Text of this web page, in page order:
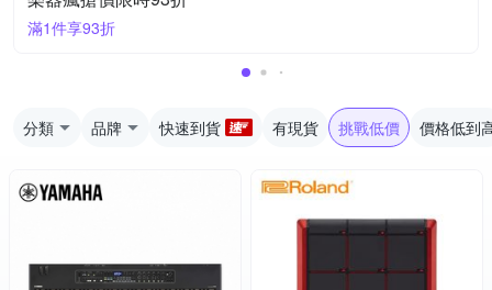
滿1件享93折
分類 品牌 快速到貨 有現貨 挑戰低價 價格低到